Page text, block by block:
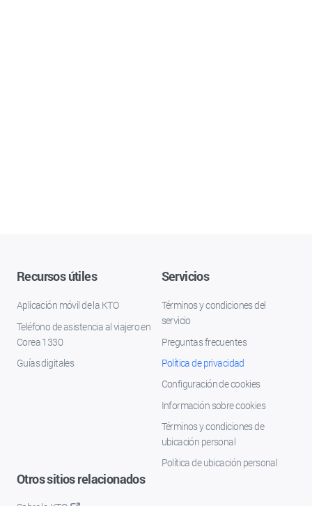
Recursos útiles
Aplicación móvil de la KTO
Teléfono de asistencia al viajero en
Corea 1330
Guías digitales
Servicios
Términos y condiciones del
servicio
Preguntas frecuentes
Política de privacidad
Configuración de cookies
Información sobre cookies
Términos y condiciones de
ubicación personal
Política de ubicación personal
Otros sitios relacionados